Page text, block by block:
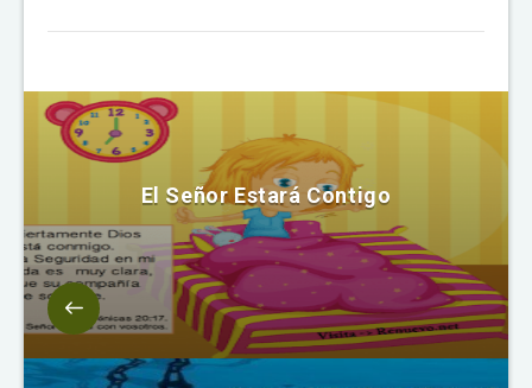
El Señor Estará Contigo